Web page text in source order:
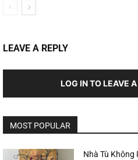
LEAVE A REPLY
LOG IN TO LEAVE
MOST POPULAR
Nhà Tù Không